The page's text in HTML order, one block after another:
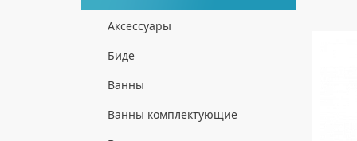
Аксессуары
ДЕРЖАТЕЛИ
Биде
НАПОЛЬНЫЕ БИДЕ
Ванны
АКРИЛОВЫЕ ВАННЫ
Ванны комплектующие